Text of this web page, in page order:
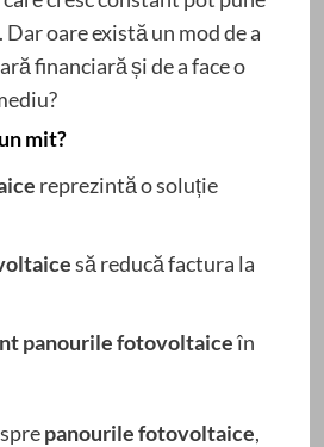
oare există un mod de a
financiară și de a face o
mit?
reprezintă o soluție
să reducă factura la
panourile fotovoltaiceîn
panourile fotovoltaice,